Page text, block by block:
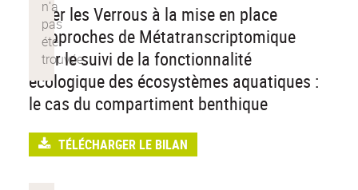
Lever les Verrous à la mise en place
d'approches de Métatranscriptomique
pour le suivi de la fonctionnalité
écologique des écosystèmes aquatiques :
le cas du compartiment benthique
TÉLÉCHARGER LE BILAN